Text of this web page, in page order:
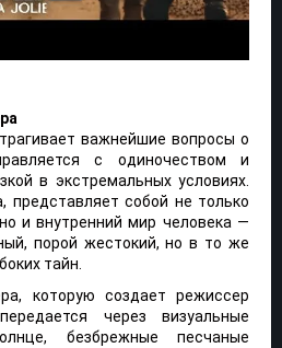
важнейшие вопросы о
с одиночеством и
в экстремальных условиях.
представляет собой не только
и внутренний мир человека —
порой жестокий, но в то же
тайн.
которую создает режиссер
через визуальные
безбрежные песчаные